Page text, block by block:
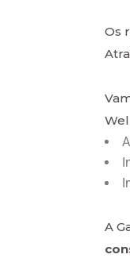
Os
A